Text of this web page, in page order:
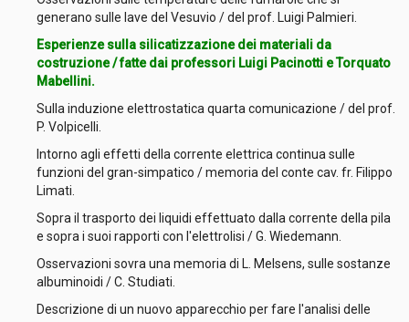
generano sulle lave del Vesuvio / del prof. Luigi Palmieri.
Esperienze sulla silicatizzazione dei materiali da
costruzione / fatte dai professori Luigi Pacinotti e Torquato
Mabellini.
Sulla induzione elettrostatica quarta comunicazione / del prof.
P. Volpicelli.
Intorno agli effetti della corrente elettrica continua sulle
funzioni del gran-simpatico / memoria del conte cav. fr. Filippo
Limati.
Sopra il trasporto dei liquidi effettuato dalla corrente della pila
e sopra i suoi rapporti con l'elettrolisi / G. Wiedemann.
Osservazioni sovra una memoria di L. Melsens, sulle sostanze
albuminoidi / C. Studiati.
Descrizione di un nuovo apparecchio per fare l'analisi delle